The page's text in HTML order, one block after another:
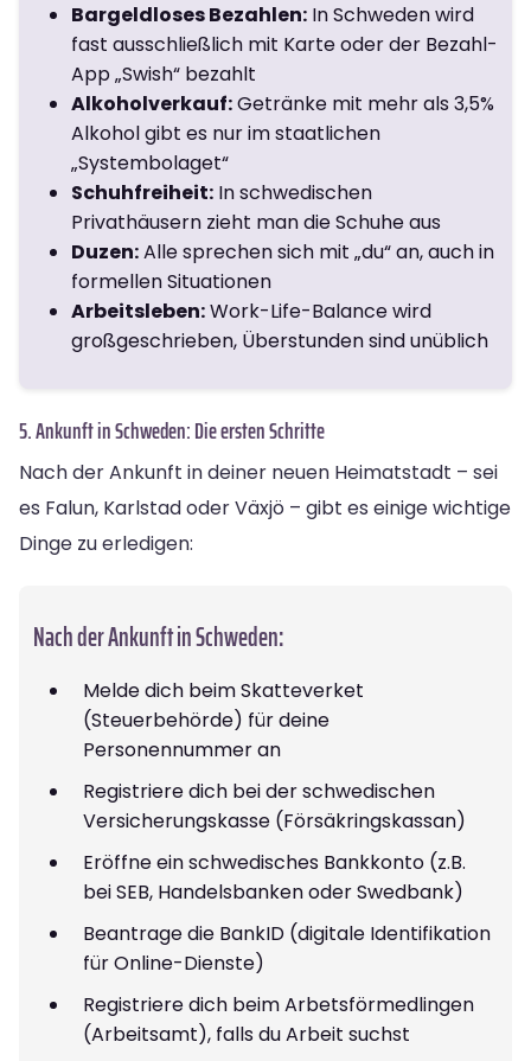
Bargeldloses Bezahlen: In Schweden wird
fast ausschließlich mit Karte oder der Bezahl-
App „Swish“ bezahlt
Alkoholverkauf:Getränke mit mehr als 3,5%
Alkohol gibt es nur im staatlichen
„Systembolaget“
Schuhfreiheit: In schwedischen
Privathäusern zieht man die Schuhe aus
Duzen:Alle sprechen sich mit „du“ an, auch in
formellen Situationen
Arbeitsleben:Work-Life-Balance wird
großgeschrieben, Überstunden sind unüblich
5. Ankunft in Schweden: Die ersten Schritte
Nach der Ankunft in deiner neuen Heimatstadt – sei
es Falun, Karlstad oder Växjö – gibt es einige wichtige
Dinge zu erledigen:
Nach der Ankunft in Schweden:
Melde dich beim Skatteverket
(Steuerbehörde) für deine
Personennummer an
Registriere dich bei der schwedischen
Versicherungskasse (Försäkringskassan)
Eröffne ein schwedisches Bankkonto (z.B.
bei SEB, Handelsbanken oder Swedbank)
Beantrage die BankID (digitale Identifikation
für Online-Dienste)
Registriere dich beim Arbetsförmedlingen
(Arbeitsamt), falls du Arbeit suchst